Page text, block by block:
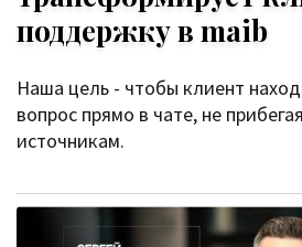
поддержку в maib
Наша цель - чтобы клиент
вопрос прямо в чате, не
источникам.